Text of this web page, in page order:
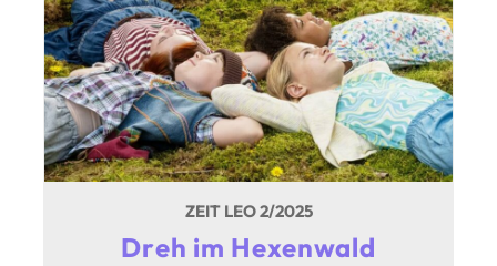
ZEIT LEO 2/2025
Dreh im Hexenwald